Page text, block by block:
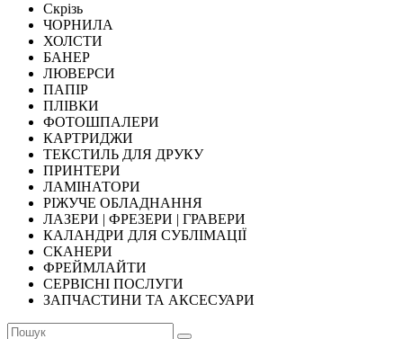
Скрізь
ЧОРНИЛА
ХОЛСТИ
БАНЕР
ЛЮВЕРСИ
ПАПІР
ПЛІВКИ
ФОТОШПАЛЕРИ
КАРТРИДЖИ
ТЕКСТИЛЬ ДЛЯ ДРУКУ
ПРИНТЕРИ
ЛАМІНАТОРИ
РІЖУЧЕ ОБЛАДНАННЯ
ЛАЗЕРИ | ФРЕЗЕРИ | ГРАВЕРИ
КАЛАНДРИ ДЛЯ СУБЛІМАЦІЇ
СКАНЕРИ
ФРЕЙМЛАЙТИ
СЕРВІСНІ ПОСЛУГИ
ЗАПЧАСТИНИ ТА АКСЕСУАРИ